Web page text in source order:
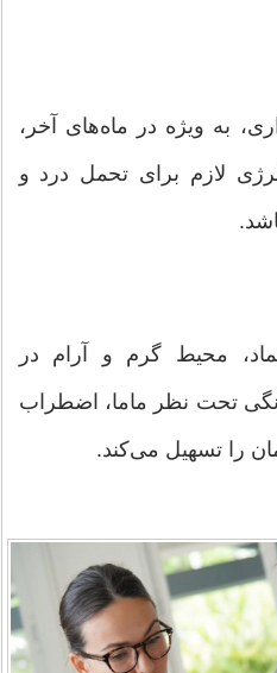
به ویژه در ماه‌های آخر،
لازم برای تحمل درد و
محیط گرم و آرام در
تحت نظر ماما، اضطراب
را تسهیل می‌کند.